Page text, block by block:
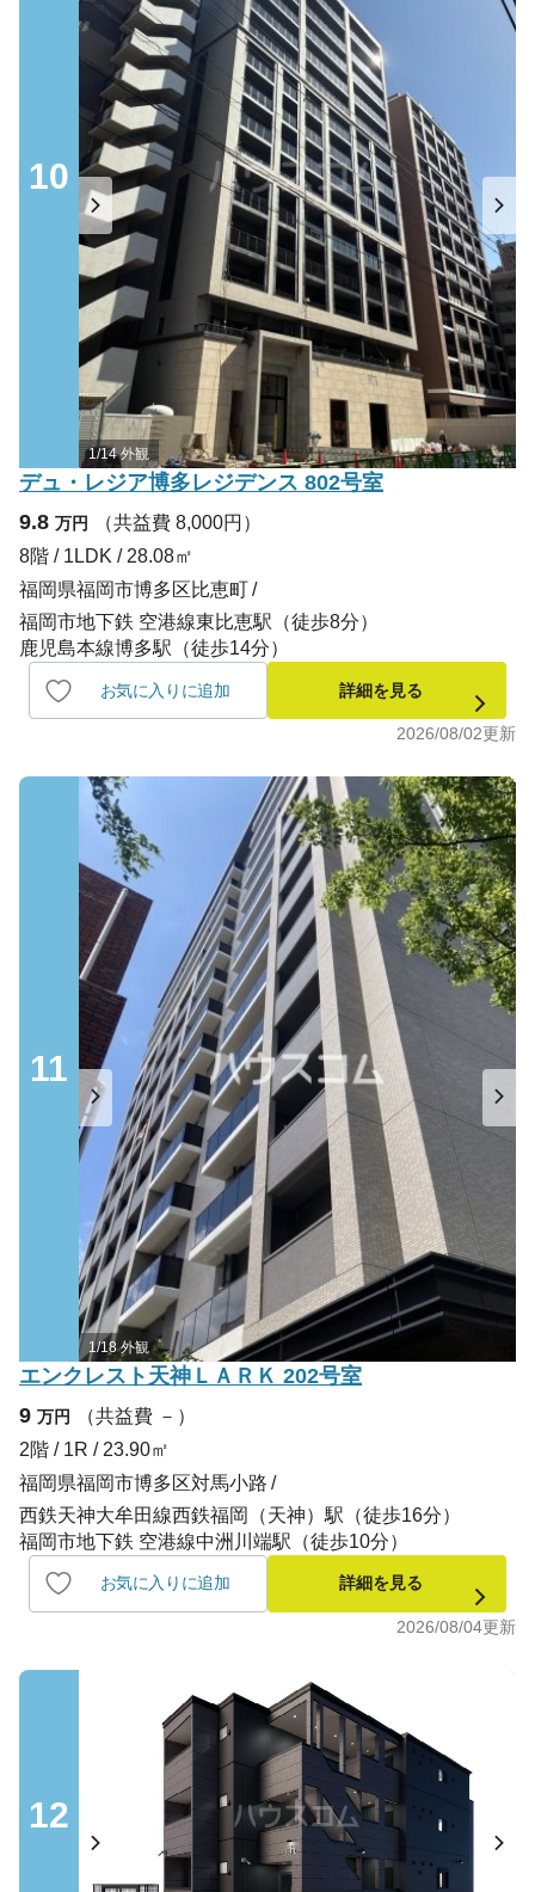
10
1/14 外観
デュ・レジア博多レジデンス 802号室
9.8 万円
（共益費 8,000円）
8階 / 1LDK / 28.08㎡
福岡県福岡市博多区比恵町
福岡市地下鉄 空港線東比恵駅（徒歩8分）
鹿児島本線博多駅（徒歩14分）
お気に入りに追加 詳細を見る
2026/08/02更新
11
1/18 外観
エンクレスト天神ＬＡＲＫ 202号室
9 万円
（共益費 －）
2階 / 1R / 23.90㎡
福岡県福岡市博多区対馬小路
西鉄天神大牟田線西鉄福岡（天神）駅（徒歩16分）
福岡市地下鉄 空港線中洲川端駅（徒歩10分）
お気に入りに追加 詳細を見る
2026/08/04更新
12